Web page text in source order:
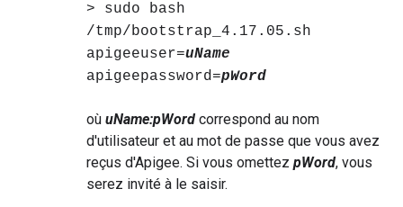
> sudo bash
/tmp/bootstrap_4.17.05.sh
apigeeuser=uName
apigeepassword=pWord
où uName:pWord correspond au nom
d'utilisateur et au mot de passe que vous avez
reçus d'Apigee. Si vous omettez pWord, vous
serez invité à le saisir.